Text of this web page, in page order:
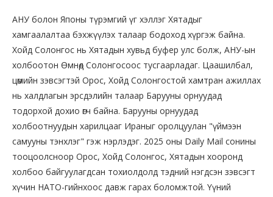
АНУ болон Японы түрэмгий үг хэллэг Хятадыг
хамгаалалтаа бэхжүүлэх талаар бодоход хүргэж байна.
Хойд Солонгос нь Хятадын хувьд буфер улс болж, АНУ-ын
холбоотон Өмнөд Солонгосоос тусгаарладаг. Цаашилбал,
цөмийн зэвсэгтэй Орос, Хойд Солонгостой хамтран ажиллах
нь халдлагын эрсдэлийн талаар Барууны орнуудад
тодорхой дохио өгч байна. Барууны орнуудад
холбоотнуудын харилцааг Ираныг оролцуулан "үймээн
самууны тэнхлэг" гэж нэрлэдэг. 2025 оны Daily Mail сонины
тооцоолсноор Орос, Хойд Солонгос, Хятадын хооронд
холбоо байгуулагдсан тохиолдолд тэдний нэгдсэн зэвсэгт
хүчин НАТО-гийнхоос давж гарах боломжтой. Үүний